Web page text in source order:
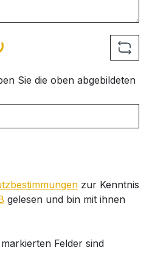
Sie die oben abgebildeten
zur Kenntnis
gelesen und bin mit ihnen
Felder sind